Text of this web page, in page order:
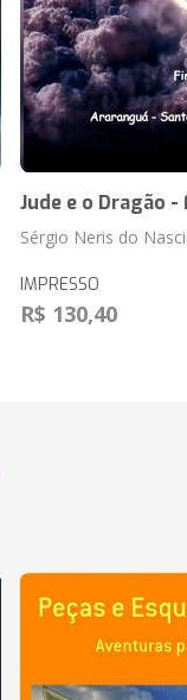
Jude e o Dragão -
Sérgio Neris do
IMPRESSO
R$ 130,40